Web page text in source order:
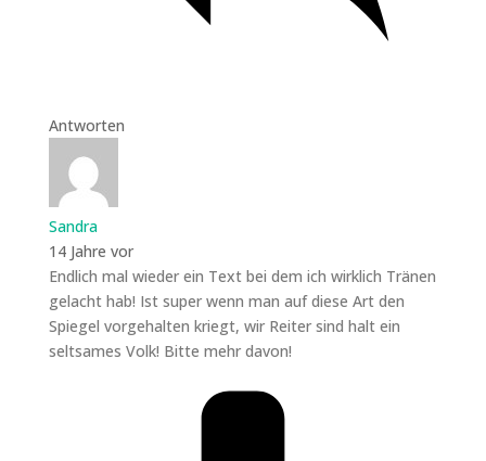
Antworten
Sandra
14 Jahre vor
Endlich mal wieder ein Text bei dem ich wirklich Tränen
gelacht hab! Ist super wenn man auf diese Art den
Spiegel vorgehalten kriegt, wir Reiter sind halt ein
seltsames Volk! Bitte mehr davon!